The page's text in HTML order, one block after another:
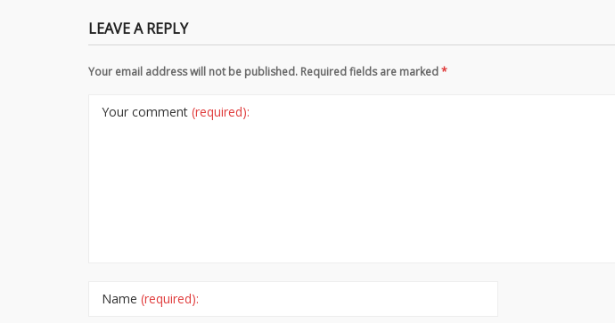
LEAVE A REPLY
Your email address will not be published. Required fields are marked*
Your comment (required):
Name (required):